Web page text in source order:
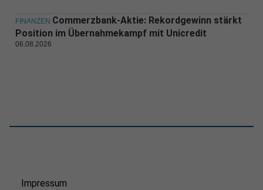
FINANZEN Commerzbank-Aktie: Rekordgewinn stärkt
Position im Übernahmekampf mit Unicredit
06.08.2026
Impressum